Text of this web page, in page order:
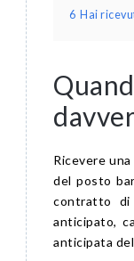
6 Hai
Ricevere
del posto
contratto di
anticipato,
anticipata